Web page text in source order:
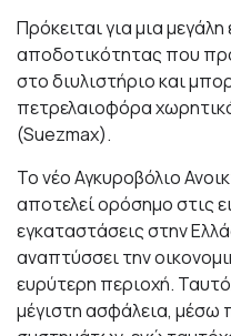
Πρόκειται για μια
αποδοτικότητας που
στο διυλιστήριο και
πετρελαιοφόρα
(Suezmax).
Το νέο Αγκυροβόλιο
αποτελεί ορόσημο στις
εγκαταστάσεις στην
αναπτύσσει την
ευρύτερη περιοχή.
μέγιστη ασφάλεια, μέσω